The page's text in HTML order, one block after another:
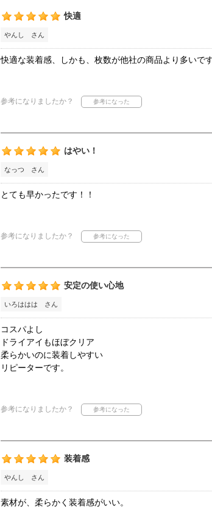
快適
やんし さん
快適な装着感、しかも、枚数が他社の商品より多いです
参考になりましたか？
はやい！
なっつ さん
とても早かったです！！
参考になりましたか？
安定の使い心地
いろははは さん
コスパよし
ドライアイもほぼクリア
柔らかいのに装着しやすい
リピーターです。
参考になりましたか？
装着感
やんし さん
素材が、柔らかく装着感がいい。